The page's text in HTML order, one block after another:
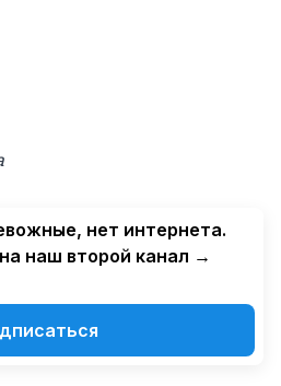
нет интернета.
наш второй канал →